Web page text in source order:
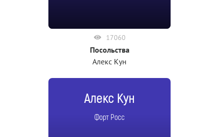
17060
Посольства
Алекс Кун
Алекс Кун
Форт Росс